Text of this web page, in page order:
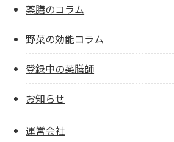
薬膳のコラム
野菜の効能コラム
登録中の薬膳師
お知らせ
運営会社